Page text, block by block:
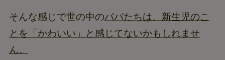
そんな感じで世の中のパパたちは、新生児のこ
とを「かわいい」と感じてないかもしれませ
ん。